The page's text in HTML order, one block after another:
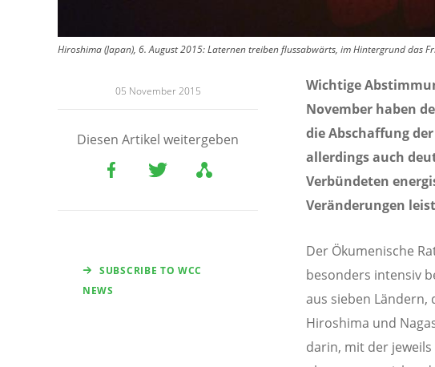
Hiroshima (Japan), 6. August 2015: Laternen treiben flussabwärts, im Hintergrund das
05 November 2015
Diesen Artikel weitergeben
SUBSCRIBE TO WCC
NEWS
Wichtige
November haben
die Abschaffung
allerdings auch
Verbündeten
Veränderungen
Der Ökumenische
besonders intensiv
aus sieben Ländern,
Hiroshima und
darin, mit der